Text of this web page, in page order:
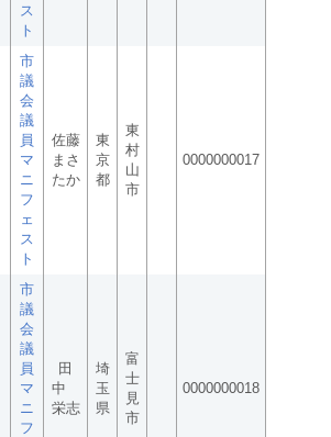
ス
ト
市
議
会
議
員
マ
ニ
フ
ェ
ス
ト
佐藤
まさ
たか
東
京
都
東
村
山
市
0000000017
市
議
会
議
員
マ
ニ
フ
田
中
栄志
埼
玉
県
富
士
見
市
0000000018